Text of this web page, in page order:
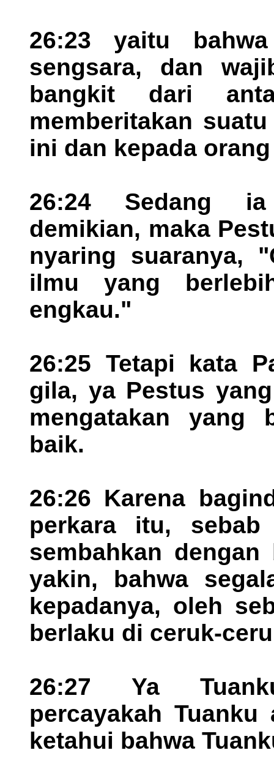
26:23 yaitu
sengsara, dan
bangkit dari
memberitakan
ini dan kepada
26:24 Sedang ia
demikian, maka
nyaring suaranya,
ilmu yang
engkau."
26:25 Tetapi kata
gila, ya Pestus
mengatakan yang
baik.
26:26 Karena
perkara itu, sebab
sembahkan dengan
yakin, bahwa
kepadanya, oleh
berlaku di ceruk-
26:27 Ya
percayakah
ketahui bahwa